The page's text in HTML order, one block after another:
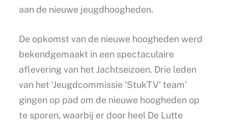
aan de nieuwe jeugdhoogheden.
De opkomst van de nieuwe hoogheden werd
bekendgemaakt in een spectaculaire
aflevering van het Jachtseizoen. Drie leden
van het ‘Jeugdcommissie ‘StukTV’ team’
gingen op pad om de nieuwe hoogheden op
te sporen, waarbij er door heel De Lutte